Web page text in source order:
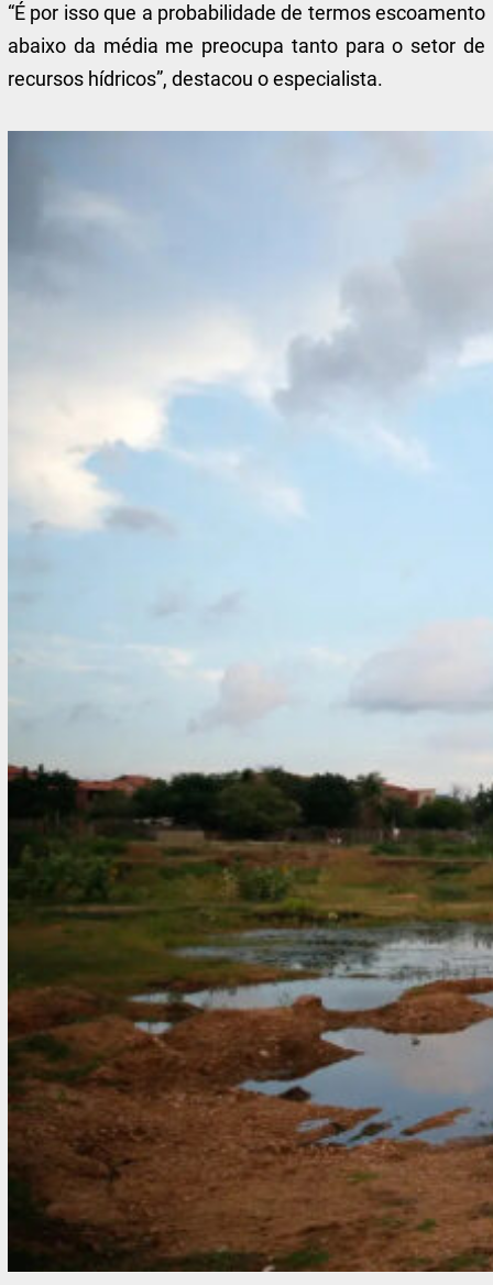
“É por isso que a probabilidade de termos escoamento
abaixo da média me preocupa tanto para o setor de
recursos hídricos”, destacou o especialista.